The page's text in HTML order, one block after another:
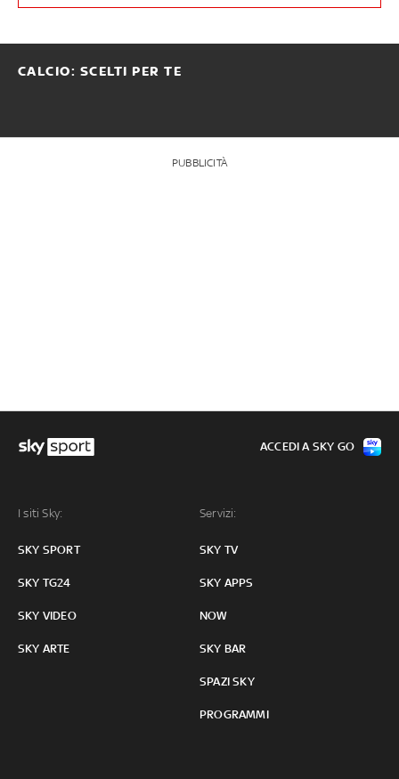
CALCIO: SCELTI PER TE
PUBBLICITÀ
I siti Sky:
SKY SPORT
SKY TG24
SKY VIDEO
SKY ARTE
Servizi:
SKY TV
SKY APPS
NOW
SKY BAR
SPAZI SKY
PROGRAMMI
ACCEDI A SKY GO